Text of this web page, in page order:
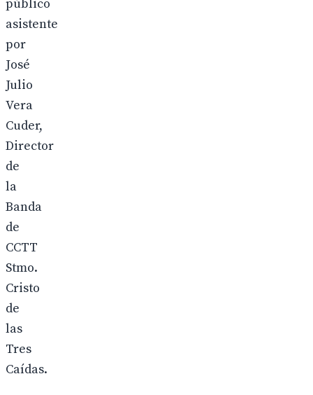
público
asistente
por
José
Julio
Vera
Cuder,
Director
de
la
Banda
de
CCTT
Stmo.
Cristo
de
las
Tres
Caídas.